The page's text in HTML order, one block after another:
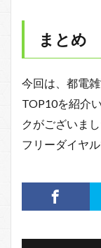
まとめ
今回は、都電
TOP10を紹介
クがございま
フリーダイヤ